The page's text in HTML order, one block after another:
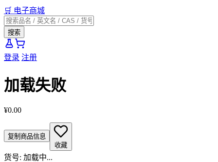
🛒 电子商城
搜索
登录 注册
加载失败
¥0.00
复制商品信息
收藏
货号: 加载中...